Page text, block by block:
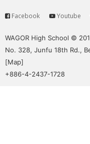
Service
Facebook Youtube
WAGOR High School ©
No. 328, Junfu 18th Rd.,
[Map]
+886-4-2437-1728